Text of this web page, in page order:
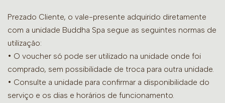
Prezado Cliente, o vale-presente adquirido diretamente
com a unidade Buddha Spa segue as seguintes normas de
utilização:
• O voucher só pode ser utilizado na unidade onde foi
comprado, sem possibilidade de troca para outra unidade.
• Consulte a unidade para confirmar a disponibilidade do
serviço e os dias e horários de funcionamento.